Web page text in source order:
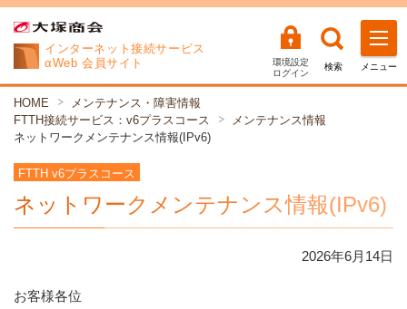
インターネット接続サービス
αWeb 会員サイト
環境設定
ログイン
検索 メニュー
HOME
メンテナンス・障害情報
FTTH接続サービス：v6プラスコース
メンテナンス情報
ネットワークメンテナンス情報(IPv6)
FTTH v6プラスコース
ネットワークメンテナンス情報(IPv6)
2026年6月 14日
お客様各位